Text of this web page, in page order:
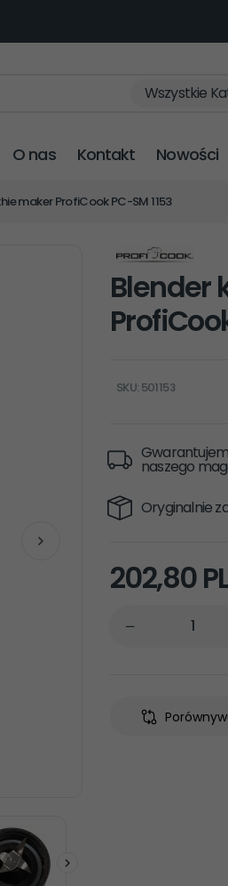
Wszystkie
O nas Kontakt Nowości
maker ProfiCook PC-SM 1153
Blender
SKU: 501153
naszego
Oryginalnie
202,80